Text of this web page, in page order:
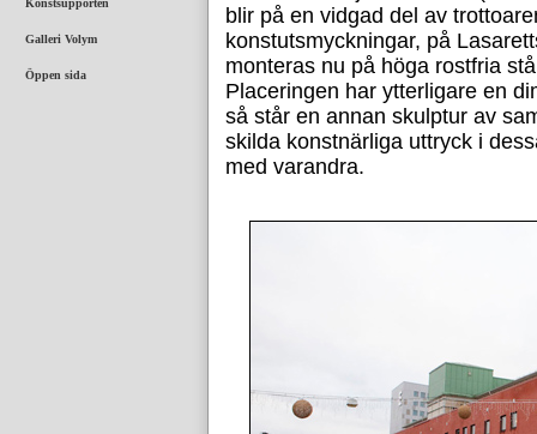
blir på en vidgad del av
konstutsmyckningar, på
monteras nu på höga rostfria
Placeringen har ytterligare en
så står en annan skulptur av
skilda konstnärliga uttryck i
med varandra.